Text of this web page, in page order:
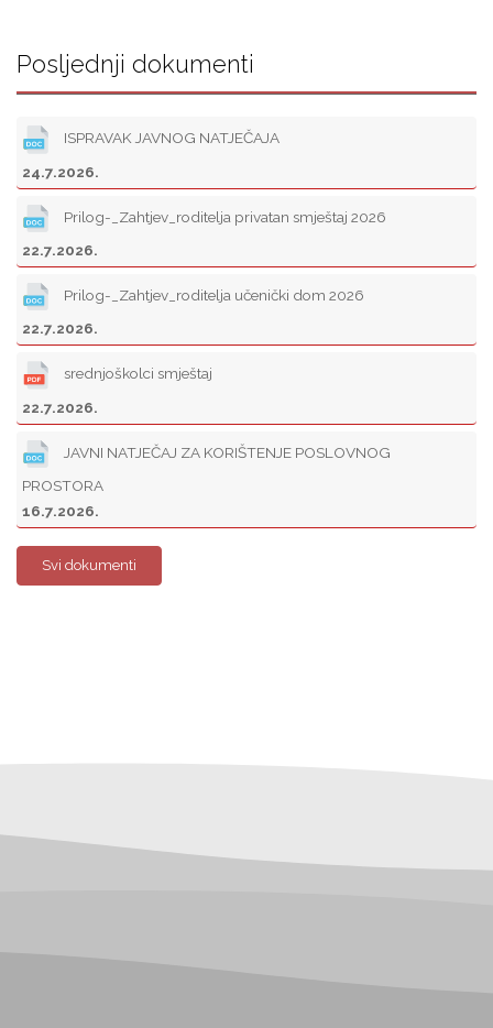
Posljednji dokumenti
ISPRAVAK JAVNOG NATJEČAJA
24.7.2026.
Prilog-_Zahtjev_roditelja privatan smještaj 2026
22.7.2026.
Prilog-_Zahtjev_roditelja učenički dom 2026
22.7.2026.
srednjoškolci smještaj
22.7.2026.
JAVNI NATJEČAJ ZA KORIŠTENJE POSLOVNOG
PROSTORA
16.7.2026.
Svi dokumenti